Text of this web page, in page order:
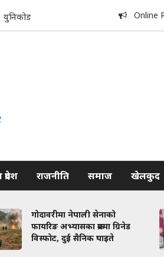
युनिकोड Online
राजनीति समाज खेलकुद
गोदावरीमा नेपाली सेनाको
फायरिङ अभ्यासका क्रममा ग्रिनेड
विस्फोट, दुई सैनिक घाइते